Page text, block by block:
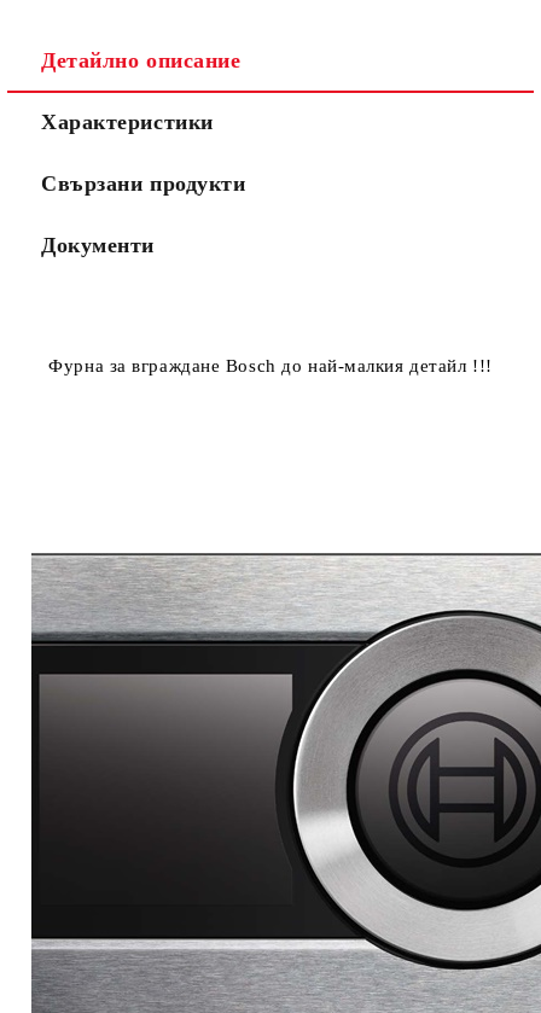
Детайлно описание
Характеристики
Свързани продукти
Документи
Фурна за вграждане Bosch до най-малкия детайл !!!